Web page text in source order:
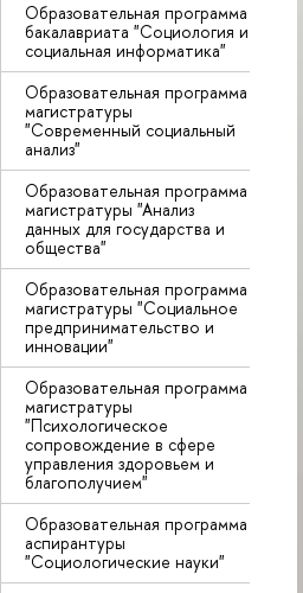
Образовательная программа
бакалавриата "Социология и
социальная информатика"
Образовательная программа
магистратуры
"Современный социальный
анализ"
Образовательная программа
магистратуры "Анализ
данных для государства и
общества"
Образовательная программа
магистратуры "Социальное
предпринимательство и
инновации"
Образовательная программа
магистратуры
"Психологическое
сопровождение в сфере
управления здоровьем и
благополучием"
Образовательная программа
аспирантуры
"Социологические науки"